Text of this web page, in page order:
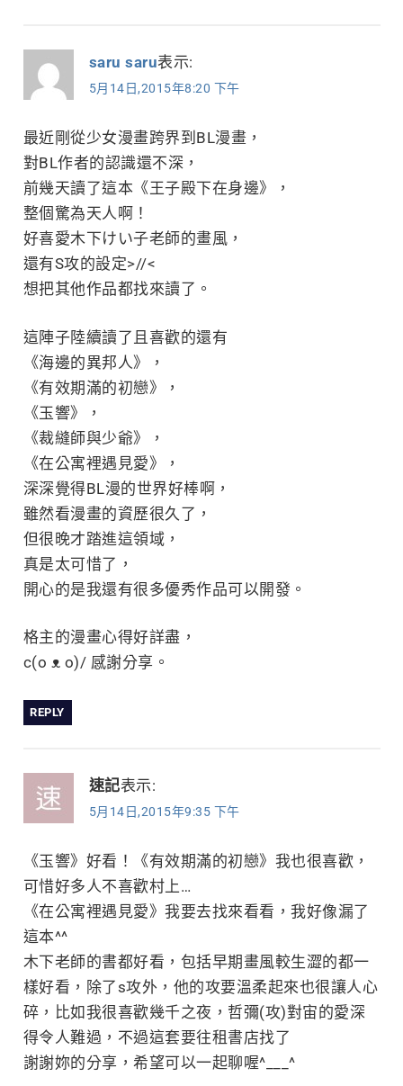
saru saru表示:
5月14日,2015年8:20 下午
最近剛從少女漫畫跨界到BL漫畫，
對BL作者的認識還不深，
前幾天讀了這本《王子殿下在身邊》，
整個驚為天人啊！
好喜愛木下けい子老師的畫風，
還有S攻的設定>//<
想把其他作品都找來讀了。
這陣子陸續讀了且喜歡的還有
《海邊的異邦人》，
《有效期滿的初戀》，
《玉響》，
《裁縫師與少爺》，
《在公寓裡遇見愛》，
深深覺得BL漫的世界好棒啊，
雖然看漫畫的資歷很久了，
但很晚才踏進這領域，
真是太可惜了，
開心的是我還有很多優秀作品可以開發。
格主的漫畫心得好詳盡，
c(o ᴥ o)/ 感謝分享。
REPLY
速記表示:
5月14日,2015年9:35 下午
《玉響》好看！《有效期滿的初戀》我也很喜歡，
可惜好多人不喜歡村上…
《在公寓裡遇見愛》我要去找來看看，我好像漏了
這本^^
木下老師的書都好看，包括早期畫風較生澀的都一
樣好看，除了s攻外，他的攻要溫柔起來也很讓人心
碎，比如我很喜歡幾千之夜，哲彌(攻)對宙的愛深
得令人難過，不過這套要往租書店找了
謝謝妳的分享，希望可以一起聊喔^___^